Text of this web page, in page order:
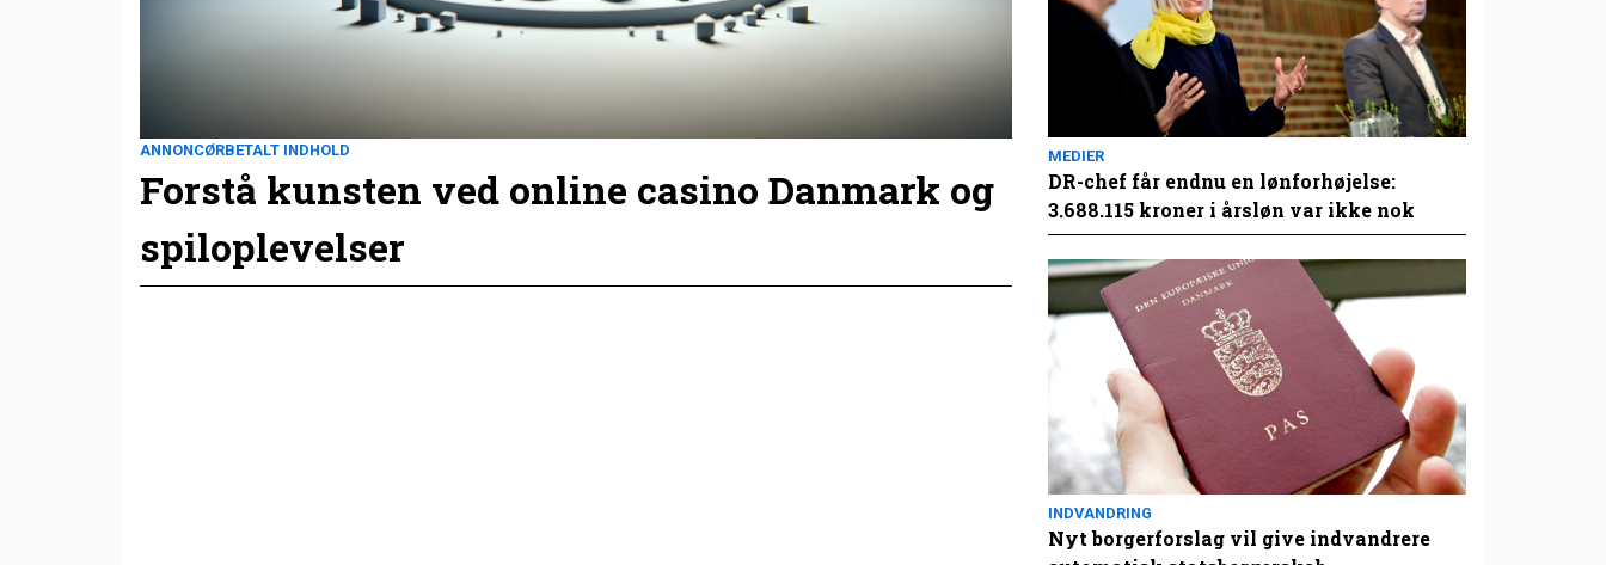
ANNONCØRBETALT INDHOLD
Forstå kunsten ved online casino Danmark og
spiloplevelser
MEDIER
DR-chef får endnu en lønforhøjelse:
3.688.115 kroner i årsløn var ikke nok
INDVANDRING
Nyt borgerforslag vil give indvandrere